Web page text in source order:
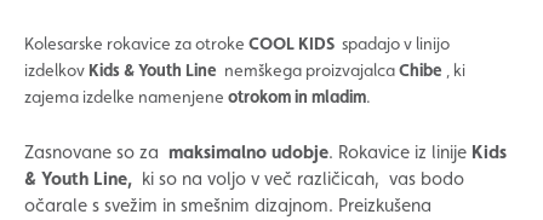
Kolesarske rokavice za otroke COOL KIDS spadajo v linijo
izdelkov Kids & Youth Line nemškega proizvajalcaChibe , ki
zajema izdelke namenjene otrokom in mladim.
Zasnovane so za maksimalno udobje. Rokavice iz linije Kids
& Youth Line, ki so na voljo v več različicah, vas bodo
očarale s svežim in smešnim dizajnom. Preizkušena